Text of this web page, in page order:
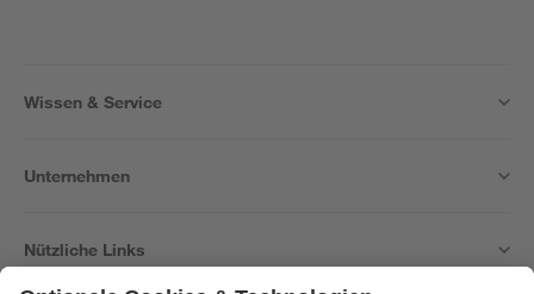
Wissen & Service
Unternehmen
Nützliche Links